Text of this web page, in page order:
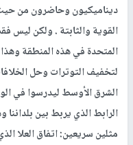
ديناميكيون وحاضرون من
القوية والثابتة . ولكن ليس
المتحدة في هذه المنطقة
الشرق الأوسط ليدرسوا في
الرابط الذي يربط بين
مثلين سريعين: اتفاق العلا